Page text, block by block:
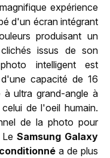
expérience
d'un écran intégrant
produisant un
issus de son
intelligent est
capacité de 16
ultra grand-angle à
de l'oeil humain.
de la photo pour
Samsung Galaxy
a de plus